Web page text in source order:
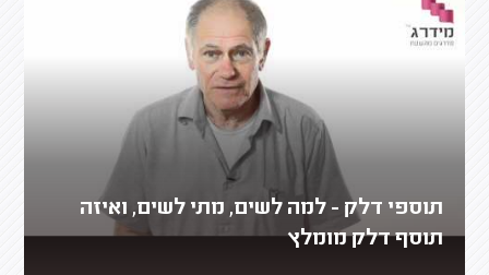
תוספי דלק - למה לשים, מתי לשים, ואיזה
תוסף דלק מומלץ